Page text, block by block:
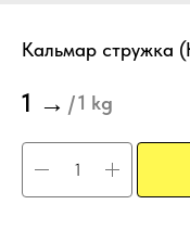
Кальмар стружка
1 → /1 kg